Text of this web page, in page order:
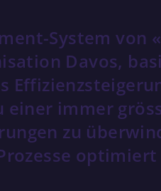
System von
Davos,
immer
zu